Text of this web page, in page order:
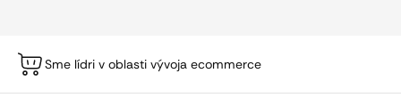
Sme lídri v oblasti vývoja ecommerce